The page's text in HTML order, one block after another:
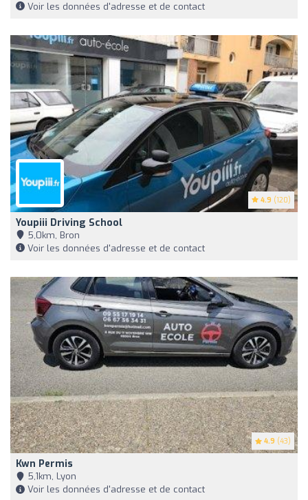
Voir les données d'adresse et de contact
4.9 (120)
Youpiii Driving School
5,0km, Bron
Voir les données d'adresse et de contact
4.9 (43)
Kwn Permis
5,1km, Lyon
Voir les données d'adresse et de contact